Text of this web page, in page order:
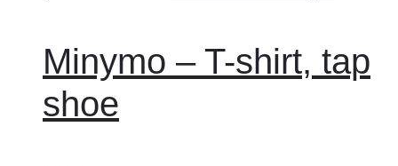
Minymo – T-shirt, tap
shoe